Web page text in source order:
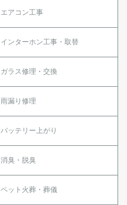
エアコン工事
インターホン工事・取替
ガラス修理・交換
雨漏り修理
バッテリー上がり
消臭・脱臭
ペット火葬・葬儀